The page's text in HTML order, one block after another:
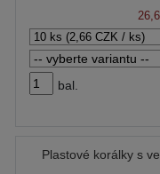
bal.
Plastové korálky s